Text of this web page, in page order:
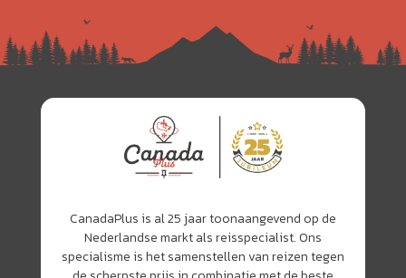
CanadaPlus is al 25 jaar toonaangevend op de
Nederlandse markt als reisspecialist. Ons
specialisme is het samenstellen van reizen tegen